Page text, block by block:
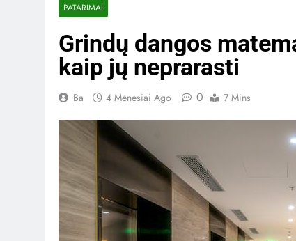
PATARIMAI
Grindų dangos
kaip jų neprarasti
Ba 4 Mėnesiai Ago 0 7 Mins